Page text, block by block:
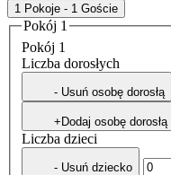
1 Pokoje - 1 Goście
Pokój 1
Pokój 1
Liczba dorosłych
- Usuń osobę dorosłą
+Dodaj osobę dorosłą
Liczba dzieci
- Usuń dziecko